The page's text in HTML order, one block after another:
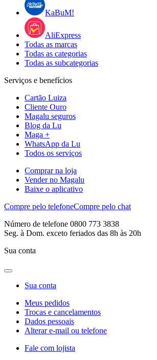
KaBuM!
AliExpress
Todas as marcas
Todas as categorias
Todas as subcategorias
Serviços e benefícios
Cartão Luiza
Cliente Ouro
Magalu seguros
Blog da Lu
Maga +
WhatsApp da Lu
Todos os serviços
Comprar na loja
Vender no Magalu
Baixe o aplicativo
Compre pelo telefoneCompre pelo chat
Número de telefone 0800 773 3838
Seg. à Dom. exceto feriados das 8h às 20h
Sua conta
Sua conta
Meus pedidos
Trocas e cancelamentos
Dados pessoais
Alterar e-mail ou telefone
Fale com lojista